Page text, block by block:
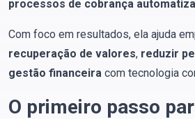
processos de cobrança
Com foco em resultados, ela ajuda
recuperação de valores, reduzir
gestão financeira com tecnologia
O primeiro passo